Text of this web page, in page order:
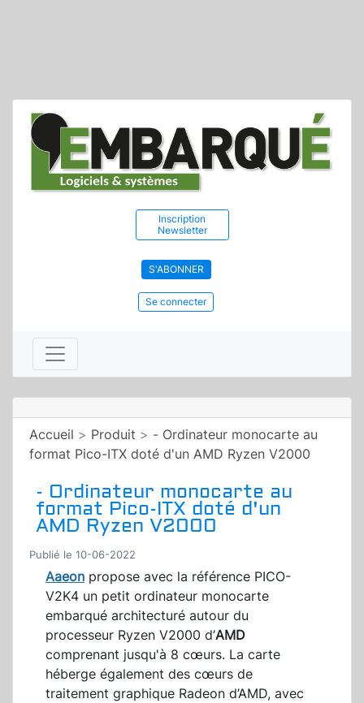
Inscription
Newsletter
S'ABONNER
Se connecter
Accueil > Produit > - Ordinateur monocarte au
format Pico-ITX doté d'un AMD Ryzen V2000
- Ordinateur monocarte au
format Pico-ITX doté d'un
AMD Ryzen V2000
Publié le 10-06-2022
Aaeon propose avec la référence PICO-
V2K4 un petit ordinateur monocarte
embarqué architecturé autour du
processeur Ryzen V2000 d’AMD
comprenant jusqu'à 8 cœurs. La carte
héberge également des cœurs de
traitement graphique Radeon d’AMD, avec